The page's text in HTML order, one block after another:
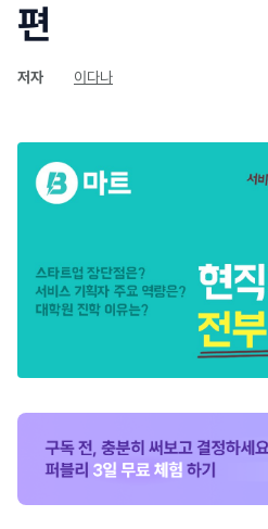
편
저자 이다나